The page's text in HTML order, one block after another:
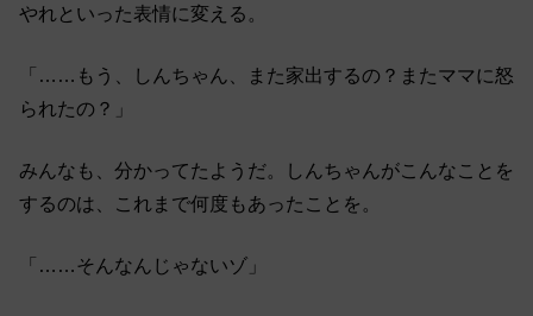
やれといった表情に変える。
「……もう、しんちゃん、また家出するの？またママに怒
られたの？」
みんなも、分かってたようだ。しんちゃんがこんなことを
するのは、これまで何度もあったことを。
「……そんなんじゃないゾ」